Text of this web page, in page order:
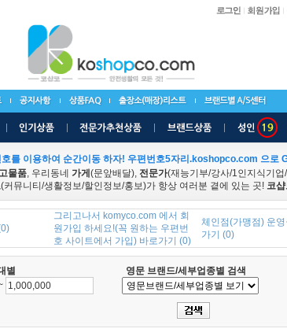
를 이용하여 순간이동 하자! 우편번호5자리.koshopco.com 으로
물품, 우리동네 가게 (문앞배달), 전문가(재능기부/강사/1인지식기업
(커뮤니티/생활정보/할인정보/홍보)가 항상 여러분 곁에 있는 곳! 코
그리고나서 komyco.com 에서 회
원가입 하세요!(꼭 원하는 우편번
호 사이트에서 가입) 바로가기 (0)
체인점(가맹점) 운
가기 (0)
별
영문 브랜드/세부업종별 검색